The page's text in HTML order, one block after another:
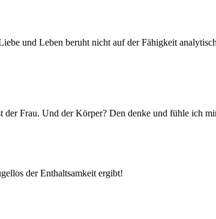
und Leben beruht nicht auf der Fähigkeit
der Frau. Und der Körper? Den denke und fühle ich
der Enthaltsamkeit ergibt!